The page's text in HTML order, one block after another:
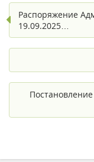
Распоряжение
19.09.2025…